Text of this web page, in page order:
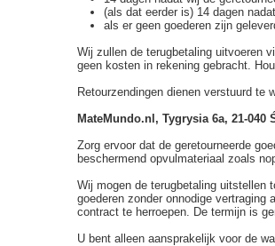
(als dat eerder is) 14 dagen
als er geen goederen zijn
Wij zullen de terugbetaling uitvoeren
geen kosten in rekening gebracht.
Retourzendingen dienen verstuurd te
MateMundo.nl, Tygrysia 6a, 21-040
Zorg ervoor dat de geretourneerde
beschermend opvulmateriaal zoals
Wij mogen de terugbetaling uitstellen
goederen zonder onnodige
contract te herroepen. De termijn is
U bent alleen aansprakelijk voor de